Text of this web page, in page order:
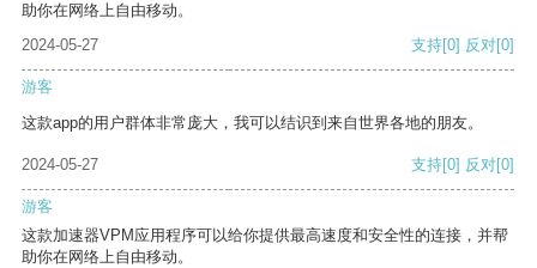
助你在网络上自由移动。
2024-05-27
支持[0] 反对[0]
游客
这款app的用户群体非常庞大，我可以结识到来自世界各地的朋友。
2024-05-27 支持[0] 反对[0]
游客
这款加速器VPM应用程序可以给你提供最高速度和安全性的连接，并帮
助你在网络上自由移动。